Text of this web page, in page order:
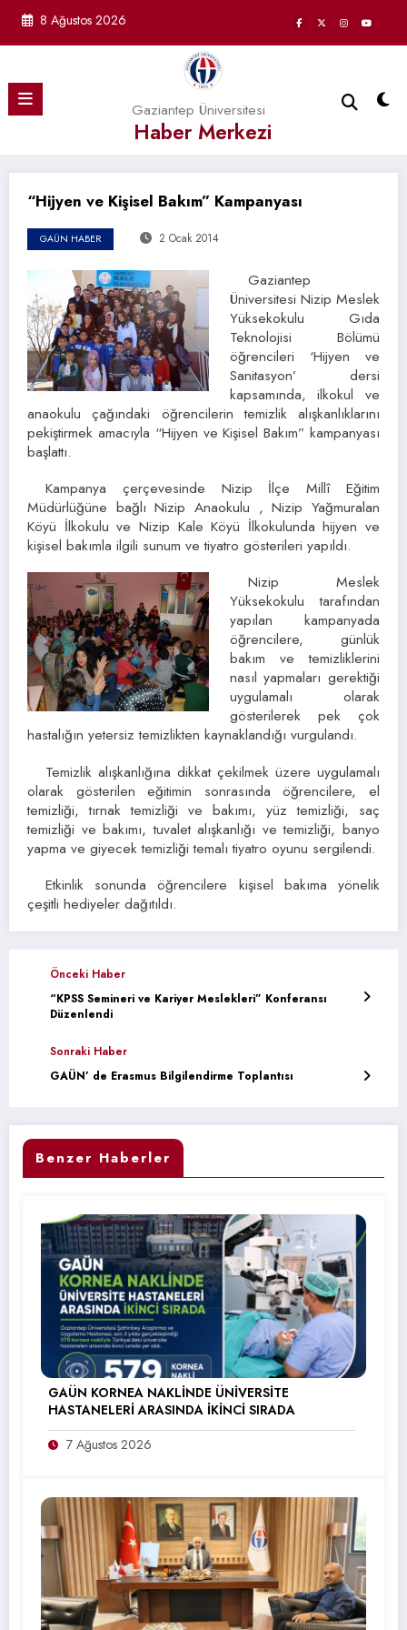
8 Ağustos 2026
Gaziantep Üniversitesi
Haber Merkezi
“Hijyen ve Kişisel Bakım” Kampanyası
GAÜN HABER 2 Ocak 2014
Gaziantep
Üniversitesi Nizip Meslek
Yüksekokulu Gıda
Teknolojisi Bölümü
öğrencileri ‘Hijyen ve
Sanitasyon’ dersi
kapsamında, ilkokul ve
anaokulu çağındaki öğrencilerin temizlik alışkanlıklarını
pekiştirmek amacıyla “Hijyen ve Kişisel Bakım” kampanyası
başlattı.
Kampanya çerçevesinde Nizip İlçe Millî Eğitim
Müdürlüğüne bağlı Nizip Anaokulu , Nizip Yağmuralan
Köyü İlkokulu ve Nizip Kale Köyü İlkokulunda hijyen ve
kişisel bakımla ilgili sunum ve tiyatro gösterileri yapıldı.
Nizip Meslek
Yüksekokulu tarafından
yapılan kampanyada
öğrencilere, günlük
bakım ve temizliklerini
nasıl yapmaları gerektiği
uygulamalı olarak
gösterilerek pek çok
hastalığın yetersiz temizlikten kaynaklandığı vurgulandı.
Temizlik alışkanlığına dikkat çekilmek üzere uygulamalı
olarak gösterilen eğitimin sonrasında öğrencilere, el
temizliği, tırnak temizliği ve bakımı, yüz temizliği, saç
temizliği ve bakımı, tuvalet alışkanlığı ve temizliği, banyo
yapma ve giyecek temizliği temalı tiyatro oyunu sergilendi.
Etkinlik sonunda öğrencilere kişisel bakıma yönelik
çeşitli hediyeler dağıtıldı.
Önceki Haber
“KPSS Semineri ve Kariyer Meslekleri” Konferansı
Düzenlendi
Sonraki Haber
GAÜN’ de Erasmus Bilgilendirme Toplantısı
Benzer Haberler
GAÜN KORNEA NAKLİNDE ÜNİVERSİTE
HASTANELERİ ARASINDA İKİNCİ SIRADA
7 Ağustos 2026